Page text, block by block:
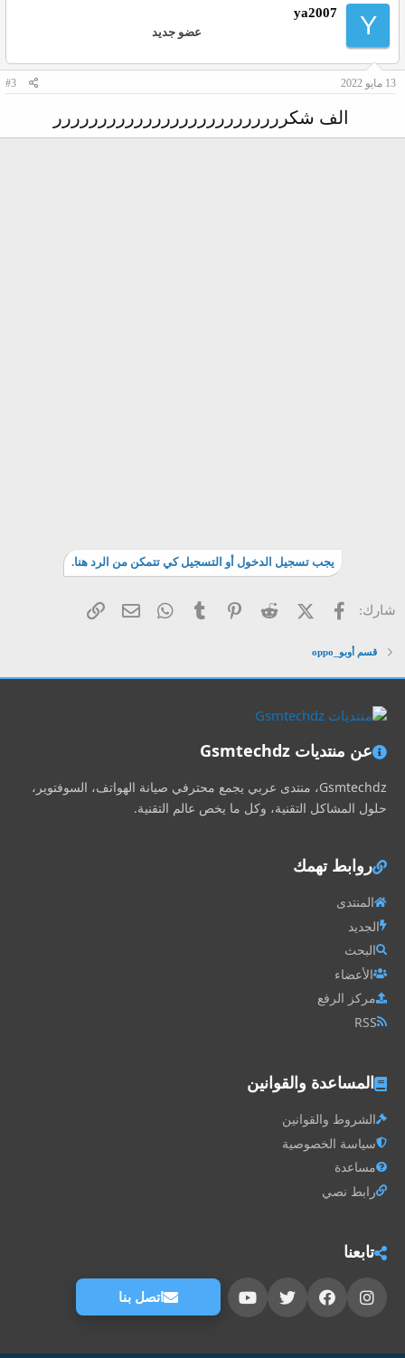
Y
ya2007
عضو جديد
13 مايو 2022 #3
الف شكرررررررررررررررررررررررررر
يجب تسجيل الدخول أو التسجيل كي تتمكن من الرد هنا.
شارك: فيسبوكX (Twitter)
Reddit
Pinterest
Tumblr
WhatsAppالبريد الإلكتروني
الرابط
قسم أوبو_oppo
عن منتديات Gsmtechdz
Gsmtechdz، منتدى عربي يجمع محترفي صيانة الهواتف، السوفتوير،
حلول المشاكل التقنية، وكل ما يخص عالم التقنية.
روابط تهمك
المنتدى
الجديد
البحث
الأعضاء
مركز الرفع
RSS
المساعدة والقوانين
الشروط والقوانين
سياسة الخصوصية
مساعدة
رابط نصي
تابعنا
اتصل بنا